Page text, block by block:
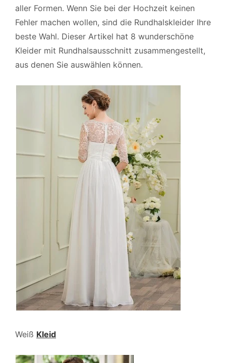
aller Formen. Wenn Sie bei der Hochzeit keinen
Fehler machen wollen, sind die Rundhalskleider Ihre
beste Wahl. Dieser Artikel hat 8 wunderschöne
Kleider mit Rundhalsausschnitt zusammengestellt,
aus denen Sie auswählen können.
Weiß Kleid